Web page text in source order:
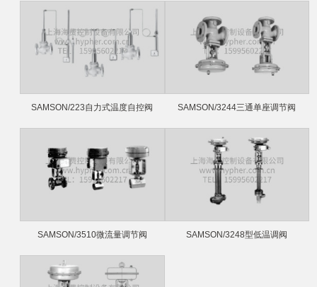
SAMSON/223自力式温度自控阀 SAMSON/3244三通单座调节阀
SAMSON/3510微流量调节阀 SAMSON/3248型低温调阀